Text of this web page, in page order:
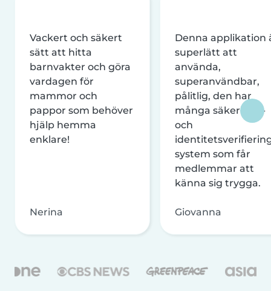
Vackert och säkert
sätt att hitta
barnvakter och göra
vardagen för
mammor och
pappor som behöver
hjälp hemma
enklare!
Nerina
Denna applikation
superlätt att
använda,
superanvändbar,
pålitlig, den har
många säkerhets-
och
system som får
medlemmar att
känna sig trygga.
Giovanna